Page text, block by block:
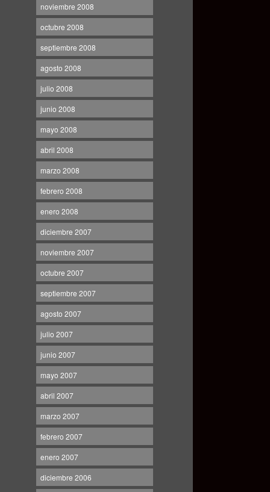
noviembre 2008
octubre 2008
septiembre 2008
agosto 2008
julio 2008
junio 2008
mayo 2008
abril 2008
marzo 2008
febrero 2008
enero 2008
diciembre 2007
noviembre 2007
octubre 2007
septiembre 2007
agosto 2007
julio 2007
junio 2007
mayo 2007
abril 2007
marzo 2007
febrero 2007
enero 2007
diciembre 2006